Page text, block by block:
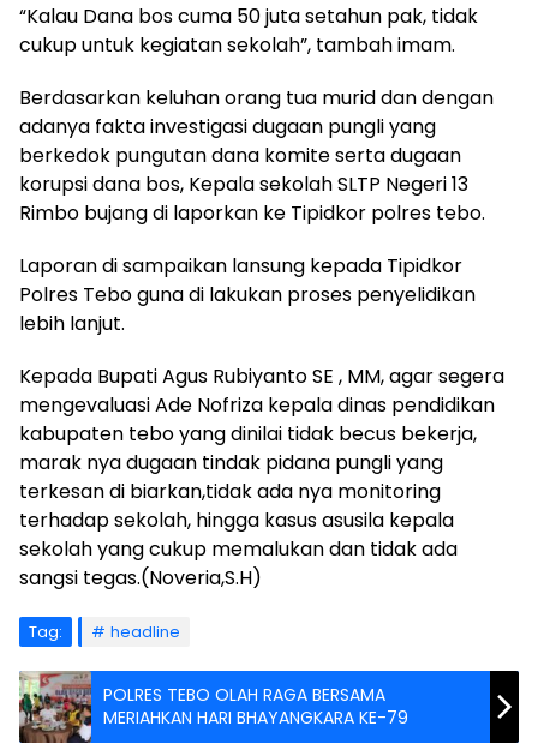
“Kalau Dana bos cuma 50 juta setahun pak, tidak
cukup untuk kegiatan sekolah”, tambah imam.
Berdasarkan keluhan orang tua murid dan dengan
adanya fakta investigasi dugaan pungli yang
berkedok pungutan dana komite serta dugaan
korupsi dana bos, Kepala sekolah SLTP Negeri 13
Rimbo bujang di laporkan ke Tipidkor polres tebo.
Laporan di sampaikan lansung kepada Tipidkor
Polres Tebo guna di lakukan proses penyelidikan
lebih lanjut.
Kepada Bupati Agus Rubiyanto SE , MM, agar segera
mengevaluasi Ade Nofriza kepala dinas pendidikan
kabupaten tebo yang dinilai tidak becus bekerja,
marak nya dugaan tindak pidana pungli yang
terkesan di biarkan,tidak ada nya monitoring
terhadap sekolah, hingga kasus asusila kepala
sekolah yang cukup memalukan dan tidak ada
sangsi tegas.(Noveria,S.H)
Tag: headline
POLRES TEBO OLAH RAGA BERSAMA
MERIAHKAN HARI BHAYANGKARA KE-79